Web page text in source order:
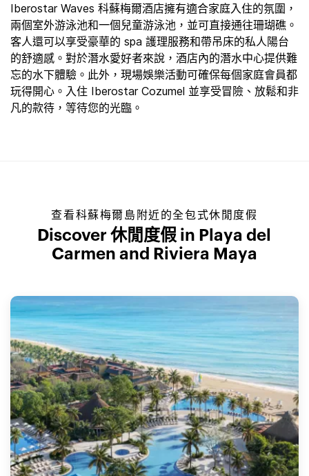
Iberostar Waves 科蘇梅爾酒店擁有適合家庭入住的氛圍，
兩個室外游泳池和一個兒童游泳池，並可直接通往珊瑚礁。
客人還可以享受豪華的 spa 護理服務和帶吊床的私人陽台
的舒適感。對於潛水愛好者來說，酒店內的潛水中心提供難
忘的水下體驗。此外，現場娛樂活動可確保每個家庭會員都
玩得開心。入住 Iberostar Cozumel 並享受冒險、放鬆和非
凡的款待，等待您的光臨。
查看科蘇梅爾島附近的全包式休閒度假
Discover 休閒度假 in Playa del
Carmen and Riviera Maya